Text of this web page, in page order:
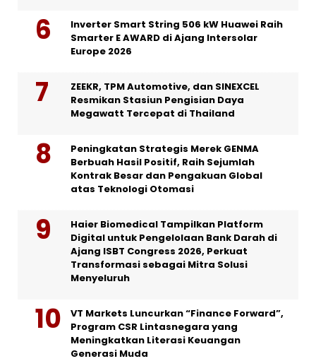
Inverter Smart String 506 kW Huawei Raih
Smarter E AWARD di Ajang Intersolar
Europe 2026
ZEEKR, TPM Automotive, dan SINEXCEL
Resmikan Stasiun Pengisian Daya
Megawatt Tercepat di Thailand
Peningkatan Strategis Merek GENMA
Berbuah Hasil Positif, Raih Sejumlah
Kontrak Besar dan Pengakuan Global
atas Teknologi Otomasi
Haier Biomedical Tampilkan Platform
Digital untuk Pengelolaan Bank Darah di
Ajang ISBT Congress 2026, Perkuat
Transformasi sebagai Mitra Solusi
Menyeluruh
VT Markets Luncurkan “Finance Forward”,
Program CSR Lintasnegara yang
Meningkatkan Literasi Keuangan
Generasi Muda